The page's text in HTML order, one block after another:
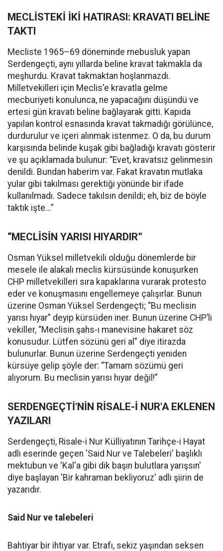
MECLİSTEKİ İKİ HATIRASI: KRAVATI BELİNE
TAKTI
Mecliste 1965–69 döneminde mebusluk yapan
Serdengeçti, aynı yıllarda beline kravat takmakla da
meşhurdu. Kravat takmaktan hoşlanmazdı.
Milletvekilleri için Meclis'e kravatla gelme
mecburiyeti konulunca, ne yapacağını düşündü ve
ertesi gün kravatı beline bağlayarak gitti. Kapıda
yapılan kontrol esnasında kravat takmadığı görülünce,
durdurulur ve içeri alınmak istenmez. O da, bu durum
karşısında belinde kuşak gibi bağladığı kravatı gösterir
ve şu açıklamada bulunur: “Evet, kravatsız gelinmesin
denildi. Bundan haberim var. Fakat kravatın mutlaka
yular gibi takılması gerektiği yönünde bir ifade
kullanılmadı. Sadece takılsın denildi; eh, biz de böyle
taktık işte...”
“MECLİSİN YARISI HIYARDIR”
Osman Yüksel milletvekili olduğu dönemlerde bir
mesele ile alakalı meclis kürsüsünde konuşurken
CHP milletvekilleri sıra kapaklarına vurarak protesto
eder ve konuşmasını engellemeye çalışırlar. Bunun
üzerine Osman Yüksel Serdengeçti; “Bu meclisin
yarısı hıyar” deyip kürsüden iner. Bunun üzerine CHP’li
vekiller, “Meclisin şahs-ı manevisine hakaret söz
konusudur. Lütfen sözünü geri al” diye itirazda
bulunurlar. Bunun üzerine Serdengeçti yeniden
kürsüye gelip şöyle der: “Tamam sözümü geri
alıyorum. Bu meclisin yarısı hıyar değil!”
SERDENGEÇTİ'NİN RİSALE-İ NUR'A EKLENEN
YAZILARI
Serdengeçti, Risale-i Nur Külliyatının Tarihçe-i Hayat
adlı eserinde geçen 'Said Nur ve Talebeleri' başlıklı
mektubun ve 'Kal'a gibi dik başın bulutlara yarışsın'
diye başlayan 'Bir kahraman bekliyoruz' adlı şiirin de
yazarıdır.
Said Nur ve talebeleri
Bahtiyar bir ihtiyar var. Etrafı, sekiz yaşından seksen